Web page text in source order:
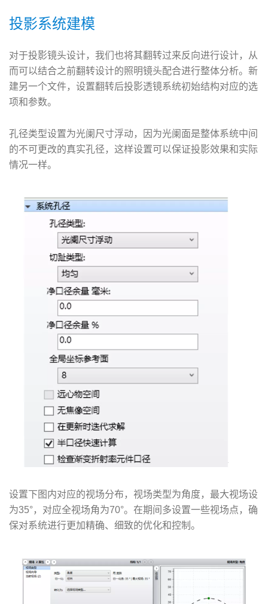
投影系统建模
对于投影镜头设计，我们也将其翻转过来反向进行设计，从
而可以结合之前翻转设计的照明镜头配合进行整体分析。新
建另一个文件，设置翻转后投影透镜系统初始结构对应的选
项和参数。
孔径类型设置为光阑尺寸浮动，因为光阑面是整体系统中间
的不可更改的真实孔径，这样设置可以保证投影效果和实际
情况一样。
设置下图内对应的视场分布，视场类型为角度，最大视场设
为35°，对应全视场角为70°。在期间多设置一些视场点，确
保对系统进行更加精确、细致的优化和控制。